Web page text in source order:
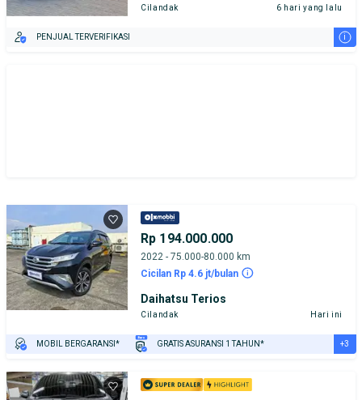
Cilandak 6 hari yang lalu
PENJUAL TERVERIFIKASI i
Rp 194.000.000
2022 - 75.000-80.000 km
Cicilan Rp 4.6 jt/bulan
Daihatsu Terios
Cilandak Hari ini
MOBIL BERGARANSI* GRATIS ASURANSI 1 TAHUN*
PENJUAL TERVERIFIKASI
+3